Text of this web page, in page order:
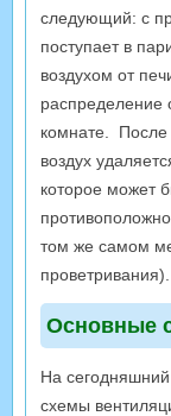
следующий: с
поступает в
воздухом от
распределение
комнате. После
воздух
которое может
том же самом
проветривания).
Основные
На
схемы